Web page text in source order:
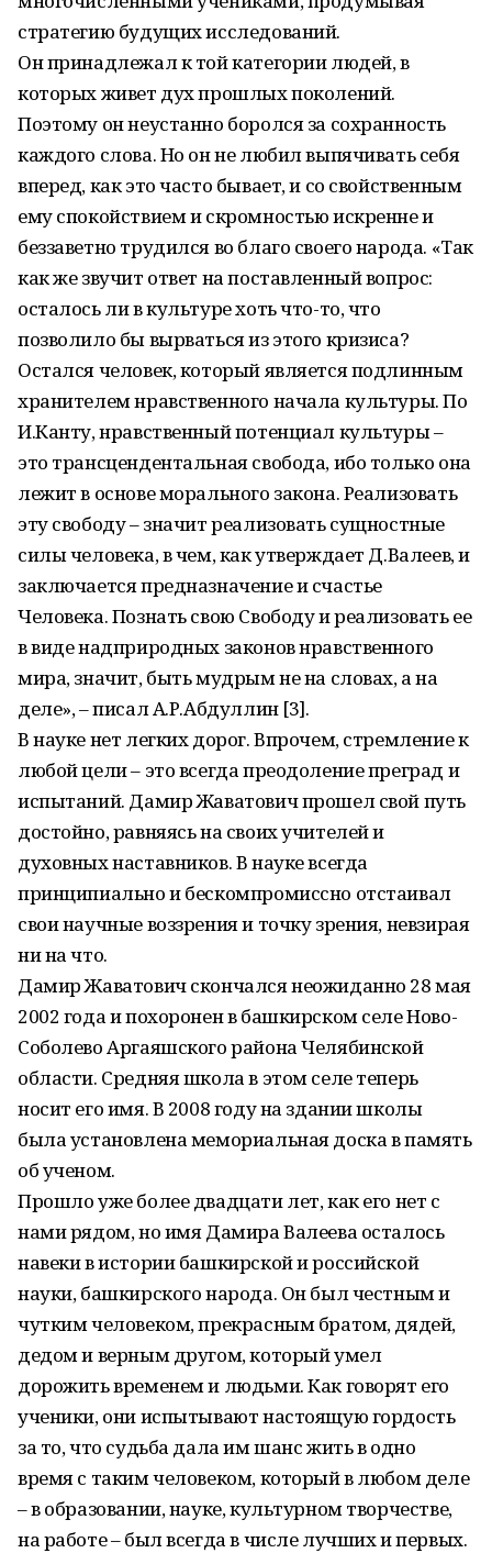
стратегию будущих исследований.
Он принадлежал к той категории людей, в
которых живет дух прошлых поколений.
Поэтому он неустанно боролся за сохранность
каждого слова. Но он не любил выпячивать себя
вперед, как это часто бывает, и со свойственным
ему спокойствием и скромностью искренне и
беззаветно трудился во благо своего народа. «Так
как же звучит ответ на поставленный вопрос:
осталось ли в культуре хоть что-то, что
позволило бы вырваться из этого кризиса?
Остался человек, который является подлинным
хранителем нравственного начала культуры. По
И.Канту, нравственный потенциал культуры –
это трансцендентальная свобода, ибо только она
лежит в основе морального закона. Реализовать
эту свободу – значит реализовать сущностные
силы человека, в чем, как утверждает Д.Валеев, и
заключается предназначение и счастье
Человека. Познать свою Свободу и реализовать ее
в виде надприродных законов нравственного
мира, значит, быть мудрым не на словах, а на
деле», – писал А.Р.Абдуллин [3].
В науке нет легких дорог. Впрочем, стремление к
любой цели – это всегда преодоление преград и
испытаний. Дамир Жаватович прошел свой путь
достойно, равняясь на своих учителей и
духовных наставников. В науке всегда
принципиально и бескомпромиссно отстаивал
свои научные воззрения и точку зрения, невзирая
ни на что.
Дамир Жаватович скончался неожиданно 28 мая
2002 года и похоронен в башкирском селе Ново-
Соболево Аргаяшского района Челябинской
области. Средняя школа в этом селе теперь
носит его имя. В 2008 году на здании школы
была установлена мемориальная доска в память
об ученом.
Прошло уже более двадцати лет, как его нет с
нами рядом, но имя Дамира Валеева осталось
навеки в истории башкирской и российской
науки, башкирского народа. Он был честным и
чутким человеком, прекрасным братом, дядей,
дедом и верным другом, который умел
дорожить временем и людьми. Как говорят его
ученики, они испытывают настоящую гордость
за то, что судьба дала им шанс жить в одно
время с таким человеком, который в любом деле
– в образовании, науке, культурном творчестве,
на работе – был всегда в числе лучших и первых.